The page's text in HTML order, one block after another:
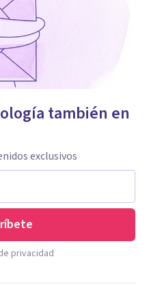
también en
exclusivos
privacidad